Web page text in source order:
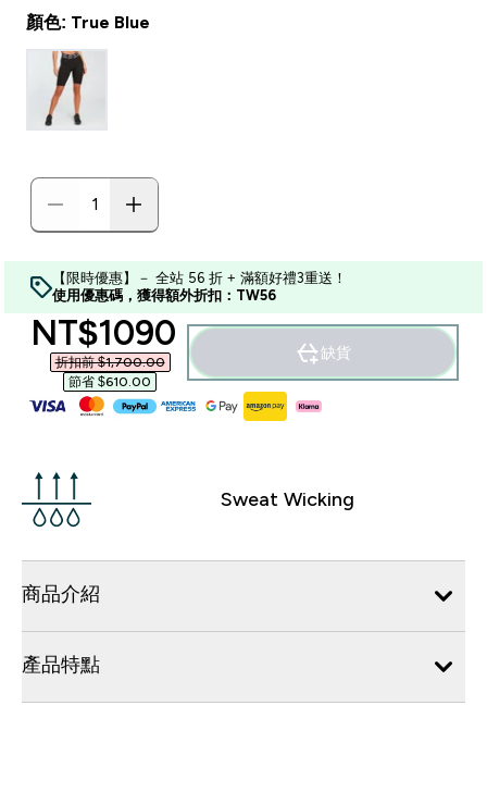
顏色: True Blue
【限時優惠】－ 全站 56 折 + 滿額好禮3重送！
使用優惠碼，獲得額外折扣：TW56
discounted price
NT$1090‎
折扣前 $1,700.00‎
節省 $610.00‎
缺貨
Sweat Wicking
商品介紹
產品特點